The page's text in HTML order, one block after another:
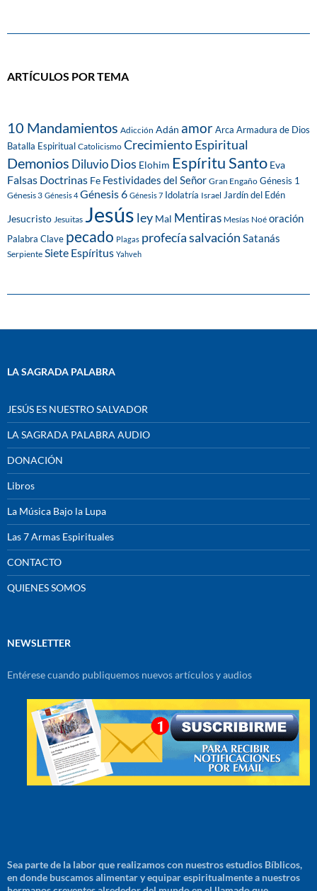
ARTÍCULOS POR TEMA
10 Mandamientos Adicción Adán amorArca Armadura de Dios
Batalla Espiritual Catolicismo Crecimiento Espiritual
Demonios DiluvioDios Elohim Espíritu Santo Eva
Falsas Doctrinas Fe Festividades del Señor Gran Engaño Génesis 1
Génesis 3 Génesis 4 Génesis 6 Génesis 7 Idolatría Israel Jardín del Edén
Jesucristo Jesuitas Jesús ley Mal Mentiras Mesías Noé oración
Palabra Clave pecado Plagas profecíasalvación Satanás
Serpiente Siete Espíritus Yahveh
LA SAGRADA PALABRA
JESÚS ES NUESTRO SALVADOR
LA SAGRADA PALABRA AUDIO
DONACIÓN
Libros
La Música Bajo la Lupa
Las 7 Armas Espirituales
CONTACTO
QUIENES SOMOS
NEWSLETTER
Entérese cuando publiquemos nuevos artículos y audios
Sea parte de la labor que realizamos con nuestros estudios Bíblicos,
en donde buscamos alimentar y equipar espiritualmente a nuestros